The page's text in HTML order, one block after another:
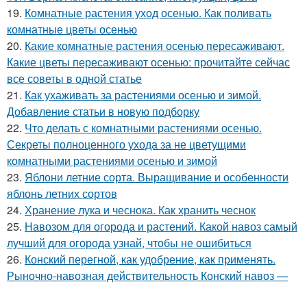
19. Комнатные растения уход осенью. Как поливать
комнатные цветы осенью
20. Какие комнатные растения осенью пересаживают.
Какие цветы пересаживают осенью: прочитайте сейчас
все советы в одной статье
21. Как ухаживать за растениями осенью и зимой.
Добавление статьи в новую подборку
22. Что делать с комнатными растениями осенью.
Секреты полноценного ухода за не цветущими
комнатными растениями осенью и зимой
23. Яблони летние сорта. Выращивание и особенности
яблонь летних сортов
24. Хранение лука и чеснока. Как хранить чеснок
25. Навозом для огорода и растений. Какой навоз самый
лучший для огорода узнай, чтобы не ошибиться
26. Конский перегной, как удобрение, как применять.
Рыночно-навозная действительность Конский навоз —